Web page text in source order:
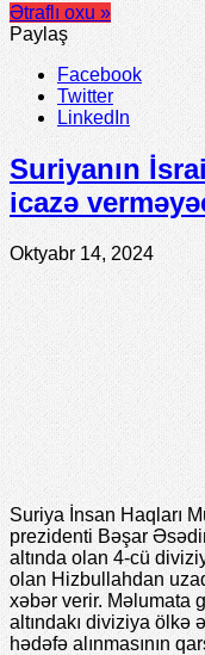
Ətraflı oxu »
Paylaş
Facebook
Twitter
LinkedIn
Suriyanın
icazə
Oktyabr 14, 2024
Suriya İnsan Haqları
prezidenti Bəşar
altında olan 4-cü
olan Hizbullahdan
xəbər verir. Məlumata
altındakı diviziya ölkə
hədəfə alınmasının